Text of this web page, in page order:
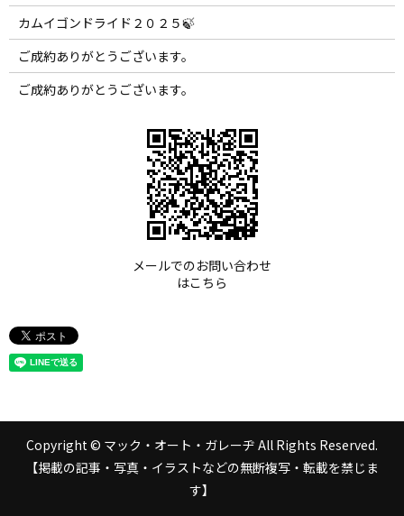
カムイゴンドライド２０２５🍃
ご成約ありがとうございます。
ご成約ありがとうございます。
メールでのお問い合わせ
はこちら
Copyright © マック・オート・ガレーヂ All Rights Reserved.
【掲載の記事・写真・イラストなどの無断複写・転載を禁じま
す】